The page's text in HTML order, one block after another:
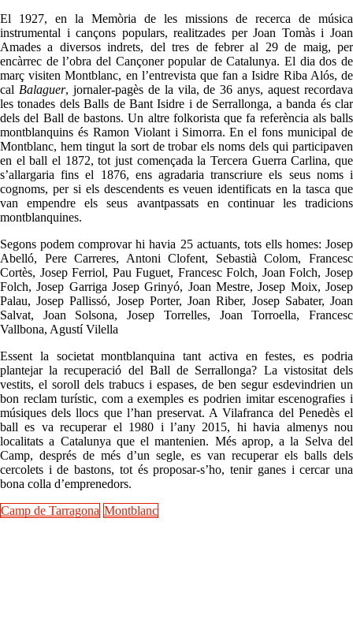
El 1927, en la Memòria de les missions de recerca de música
instrumental i cançons populars, realitzades per Joan Tomàs i Joan
Amades a diversos indrets, del tres de febrer al 29 de maig, per
encàrrec de l’obra del Cançoner popular de Catalunya. El dia dos de
març visiten Montblanc, en l’entrevista que fan a Isidre Riba Alós, de
cal Balaguer, jornaler-pagès de la vila, de 36 anys, aquest recordava
les tonades dels Balls de Bant Isidre i de Serrallonga, a banda és clar
dels del Ball de bastons. Un altre folkorista que fa referència als balls
montblanquins és Ramon Violant i Simorra. En el fons municipal de
Montblanc, hem tingut la sort de trobar els noms dels qui participaven
en el ball el 1872, tot just començada la Tercera Guerra Carlina, que
s’allargaria fins el 1876, ens agradaria transcriure els seus noms i
cognoms, per si els descendents es veuen identificats en la tasca que
van empendre els seus avantpassats en continuar les tradicions
montblanquines.
Segons podem comprovar hi havia 25 actuants, tots ells homes: Josep
Abelló, Pere Carreres, Antoni Clofent, Sebastià Colom, Francesc
Cortès, Josep Ferriol, Pau Fuguet, Francesc Folch, Joan Folch, Josep
Folch, Josep Garriga Josep Grinyó, Joan Mestre, Josep Moix, Josep
Palau, Josep Pallissó, Josep Porter, Joan Riber, Josep Sabater, Joan
Salvat, Joan Solsona, Josep Torrelles, Joan Torroella, Francesc
Vallbona, Agustí Vilella
Essent la societat montblanquina tant activa en festes, es podria
plantejar la recuperació del Ball de Serrallonga? La vistositat dels
vestits, el soroll dels trabucs i espases, de ben segur esdevindrien un
bon reclam turístic, com a exemples es podrien imitar escenografies i
músiques dels llocs que l’han preservat. A Vilafranca del Penedès el
ball es va recuperar el 1980 i l’any 2015, hi havia almenys nou
localitats a Catalunya que el mantenien. Més aprop, a la Selva del
Camp, després de més d’un segle, es van recuperar els balls dels
cercolets i de bastons, tot és proposar-s’ho, tenir ganes i cercar una
bona colla d’emprenedors.
Camp de Tarragona Montblanc